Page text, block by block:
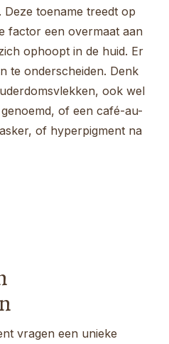
toename treedt op
factor een overmaat aan
ophoopt in de huid. Er
te onderscheiden. Denk
ook wel
of een café-au-
of hyperpigment na
vragen een unieke